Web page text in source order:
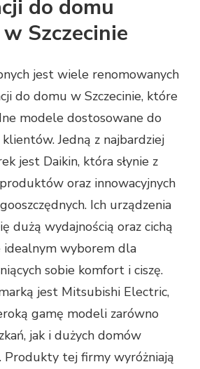
do domu
Szczecinie
jest wiele renomowanych
do domu w Szczecinie, które
modele dostosowane do
Jedną z najbardziej
jest Daikin, która słynie z
oraz innowacyjnych
Ich urządzenia
dużą wydajnością oraz cichą
idealnym wyborem dla
sobie komfort i ciszę.
jest Mitsubishi Electric,
gamę modeli zarówno
jak i dużych domów
Produkty tej firmy wyróżniają